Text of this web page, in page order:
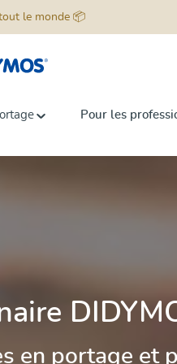
le monde 📦
Pour les
en portage et